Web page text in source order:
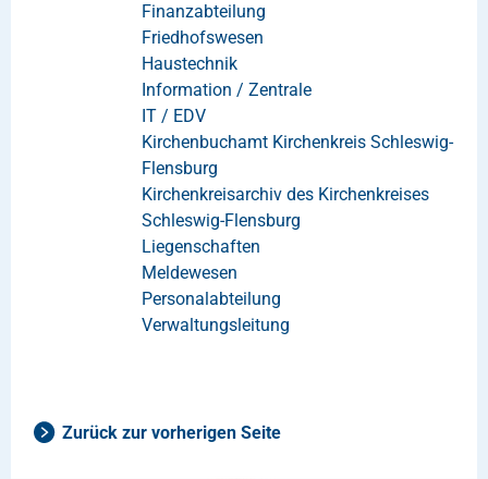
Finanzabteilung
Friedhofswesen
Haustechnik
Information / Zentrale
IT / EDV
Kirchenbuchamt Kirchenkreis Schleswig-
Flensburg
Kirchenkreisarchiv des Kirchenkreises
Schleswig-Flensburg
Liegenschaften
Meldewesen
Personalabteilung
Verwaltungsleitung
Zurück zur vorherigen Seite